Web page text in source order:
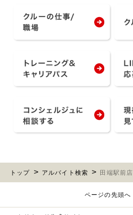
トップ アルバイト検索 田端駅前店
ページの先頭へ